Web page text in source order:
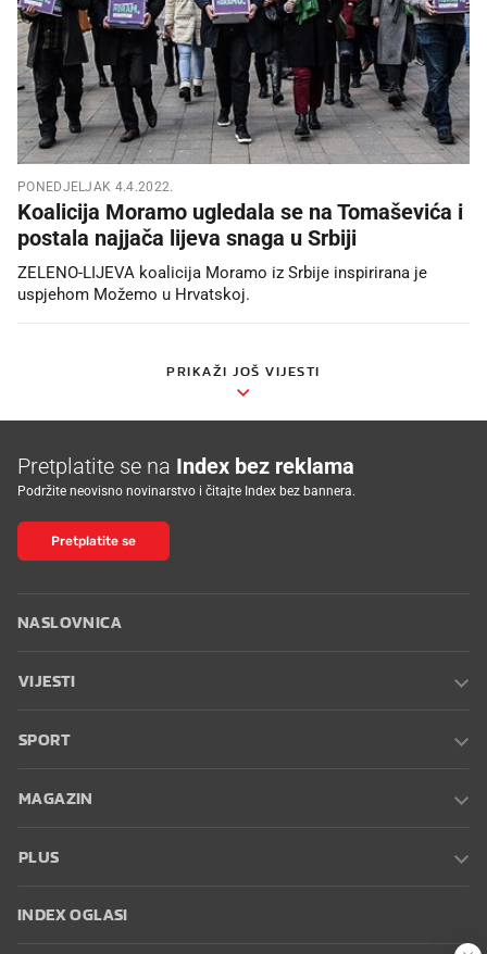
PONEDJELJAK 4.4.2022.
Koalicija Moramo ugledala se na Tomaševića i
postala najjača lijeva snaga u Srbiji
ZELENO-LIJEVA koalicija Moramo iz Srbije inspirirana je
uspjehom Možemo u Hrvatskoj.
PRIKAŽI JOŠ VIJESTI
Pretplatite se na Index bez reklama
Podržite neovisno novinarstvo i čitajte Index bez bannera.
Pretplatite se
NASLOVNICA
VIJESTI
SPORT
MAGAZIN
PLUS
INDEX OGLASI